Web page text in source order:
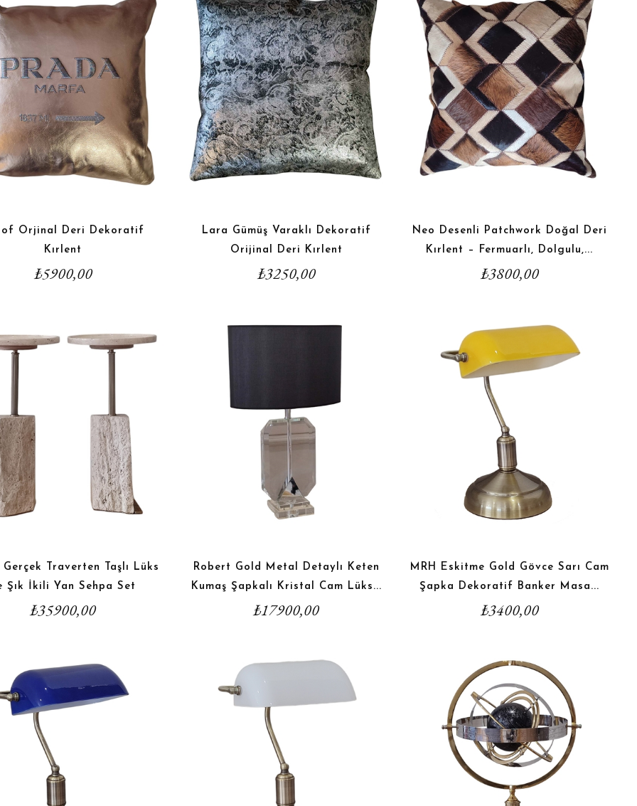
Orjinal Deri Dekoratif
Kırlent
₺5900,00
Lara Gümüş Varaklı Dekoratif
Orijinal Deri Kırlent
₺3250,00
Neo Desenli Patchwork Doğal Deri
Kırlent – Fermuarlı, Dolgulu,...
₺3800,00
Traverten Taşlı Lüks
Şık İkili Yan Sehpa Set
₺35900,00
Robert Gold Metal Detaylı Keten
Kumaş Şapkalı Kristal Cam Lüks...
₺17900,00
MRH Eskitme Gold Gövce Sarı Cam
Şapka Dekoratif Banker Masa...
₺3400,00